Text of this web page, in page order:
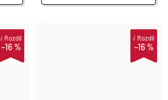
–16 %
iRozdíl
–16 %
iRozdíl